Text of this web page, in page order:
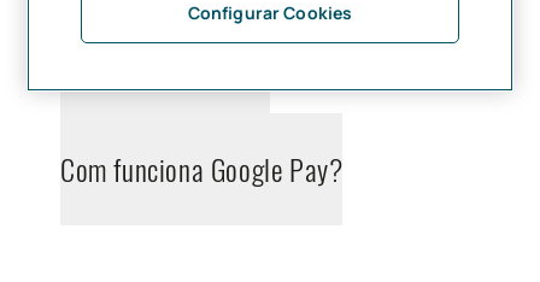
Què és Google Pay?
Com funciona Google Pay?
Configurar Cookies